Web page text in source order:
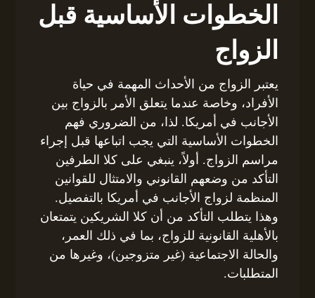
الخطوات الأساسية قبل
الزواج
يعتبر الزواج من الأحداث المهمة في حياة
الأفراد، وخاصة عندما يتعلق الأمر بالزواج بين
الأجانب في أمريكا. لذا، من الضروري فهم
الخطوات الأساسية التي يجب اتباعها قبل إجراء
مراسم الزواج. أولاً، ينبغي على كلا الطرفين
التأكد من وضعهم القانوني والامتثال للقوانين
المنظمة لزواج الأجانب في أمريكا بالتفصيل.
وهذا يتطلب التأكد من أن كلا الشريكين يتمتعان
بالأهلية القانونية للزواج، بما في ذلك العمر،
والحالة الاجتماعية (غير متزوجين)، وغيرها من
المتطلبات.